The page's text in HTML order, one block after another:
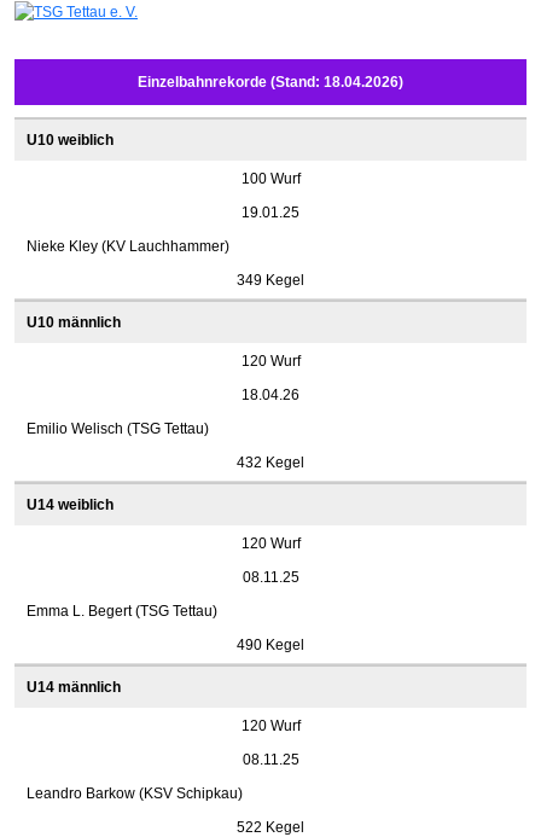
Einzelbahnrekorde (Stand: 18.04.2026)
U10 weiblich
100 Wurf
19.01.25
Nieke Kley (KV Lauchhammer)
349 Kegel
U10 männlich
120 Wurf
18.04.26
Emilio Welisch (TSG Tettau)
432 Kegel
U14 weiblich
120 Wurf
08.11.25
Emma L. Begert (TSG Tettau)
490 Kegel
U14 männlich
120 Wurf
08.11.25
Leandro Barkow (KSV Schipkau)
522 Kegel